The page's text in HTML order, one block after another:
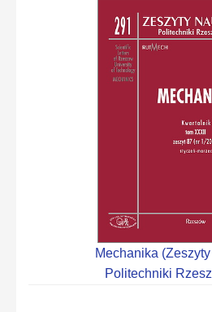
Mechanika
Politechniki